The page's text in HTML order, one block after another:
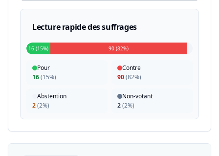
Lecture rapide des suffrages
16 (15%) 90 (82%)
Pour
16(15%)
Contre
90(82%)
Abstention
2(2%)
Non-votant
2(2%)